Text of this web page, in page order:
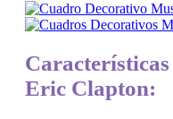
Eric Clapton: